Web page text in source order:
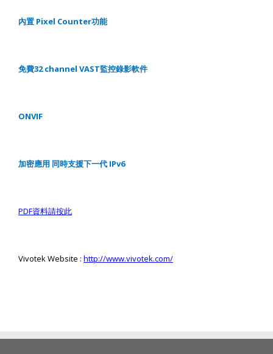
內置 Pixel Counter功能
免費32 channel VAST監控錄影軟件
ONVIF
加密應用 同時支援下一代 IPv6
PDF資料請按此
Vivotek Website : http://www.vivotek.com/